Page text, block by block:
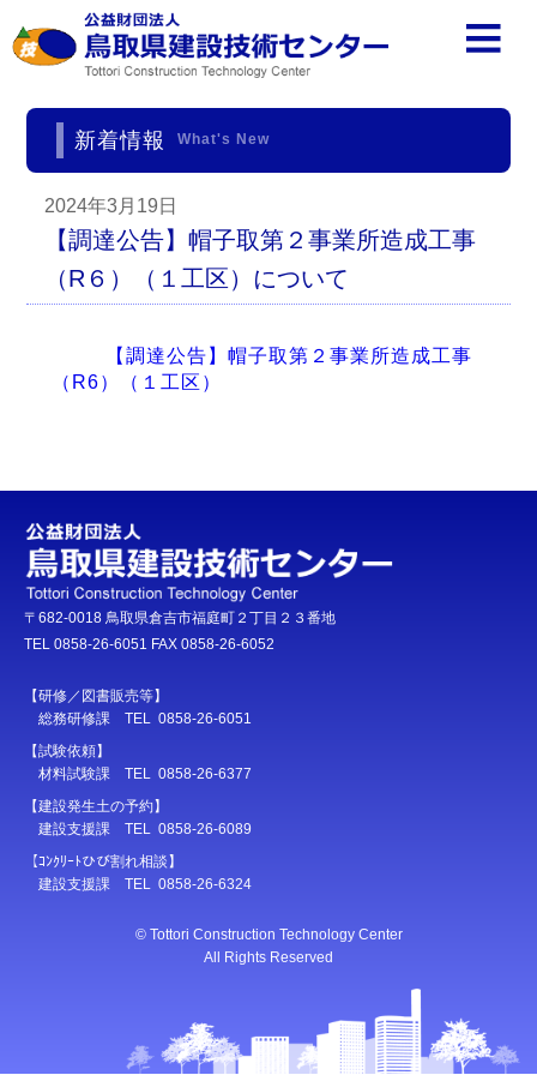
新着情報 What's New
2024年3月19日
【調達公告】帽子取第２事業所造成工事
（R６）（１工区）について
【調達公告】帽子取第２事業所造成工事
（R6）（１工区）
〒682-0018 鳥取県倉吉市福庭町２丁目２３番地
TEL 0858-26-6051 FAX 0858-26-6052
【研修／図書販売等】
総務研修課 TEL 0858-26-6051
【試験依頼】
材料試験課 TEL 0858-26-6377
【建設発生土の予約】
建設支援課 TEL 0858-26-6089
【ｺﾝｸﾘｰﾄひび割れ相談】
建設支援課 TEL 0858-26-6324
© Tottori Construction Technology Center
All Rights Reserved